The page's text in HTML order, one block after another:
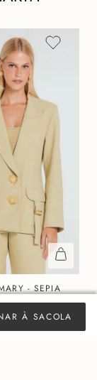
- SEPIA
de R$ 259,80
À SACOLA